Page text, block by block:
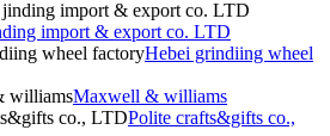
import & export co. LTD
Hebei grindiing wheel
Maxwell & williams
Polite crafts&gifts co.,